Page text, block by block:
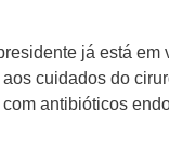
já está em
cuidados do
antibióticos